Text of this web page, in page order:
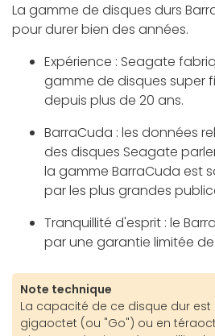
La gamme de disques durs
pour durer bien des années.
Expérience : Seagate
gamme de disques super
depuis plus de 20 ans.
BarraCuda : les données
des disques Seagate
la gamme BarraCuda est
par les plus grandes
Tranquillité d'esprit : le
par une garantie limitée
Note technique
La capacité de ce disque dur est
gigaoctet (ou "Go") ou en